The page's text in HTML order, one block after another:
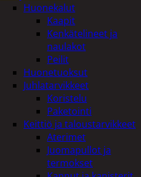
Huonekalut
Kaapit
Kenkätelineet ja
naulakot
Peilit
Huonetuoksut
Juhlatarvikkeet
Koristelu
Paketointi
Keittiö ja taloustarvikkeet
Aterimet
Juomapullot ja
termokset